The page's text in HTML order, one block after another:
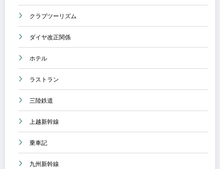
クラブツーリズム
ダイヤ改正関係
ホテル
ラストラン
三陸鉄道
上越新幹線
乗車記
九州新幹線